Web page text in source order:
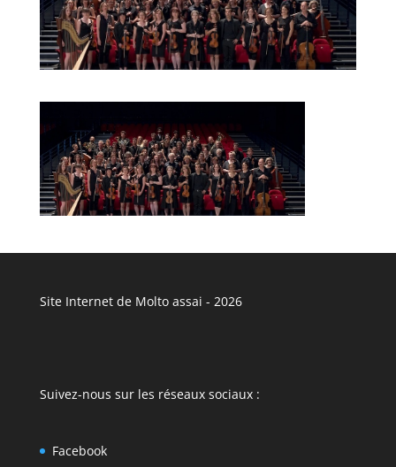
Site Internet de Molto assai - 2026
Suivez-nous sur les réseaux sociaux :
Facebook